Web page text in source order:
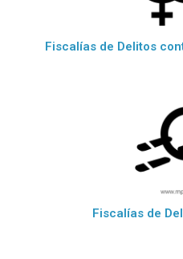
Fiscalías de Delitos
Fiscalías de